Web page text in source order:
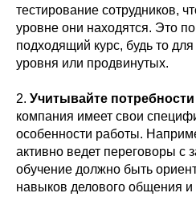
тестирование сотрудников,
уровне они находятся. Это
подходящий курс, будь то
уровня или продвинутых.
2. Учитывайте
компания имеет свои
особенности работы.
активно ведет переговоры с
обучение должно быть
навыков делового общения и